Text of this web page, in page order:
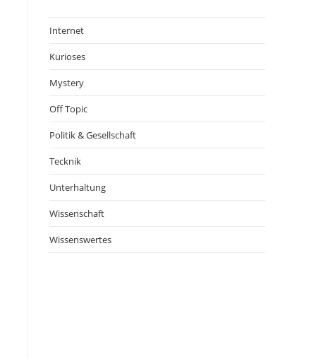
Internet
Kurioses
Mystery
Off Topic
Politik & Gesellschaft
Tecknik
Unterhaltung
Wissenschaft
Wissenswertes